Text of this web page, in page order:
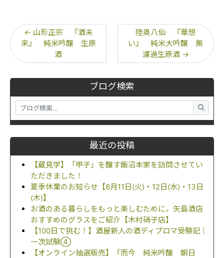
ブログ検索
最近の投稿
【蔵見学】「甲子」を醸す飯沼本家を訪問させてい
ただきました！
夏季休業のお知らせ【8月11日(火)・12日(水)・13日
(木)】
お酒のある暮らしをもっと楽しむために。矢島酒店
おすすめのグラスをご紹介【木村硝子店】
【100日で挑む！】酒屋新人の酒ディプロマ受験記｜
一次試験④
【オンライン抽選販売】『而今 純米吟醸 朝日
← 山形正宗 『酒未
来』 純米吟醸 生原
酒
陸奥八仙 『華想
い』 純米大吟醸 無
濾過生原酒 →